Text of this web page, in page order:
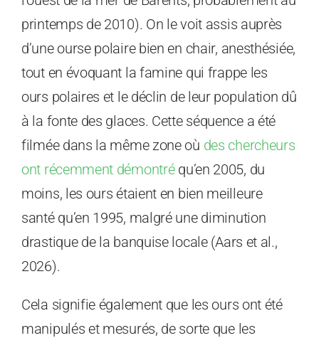
printemps de 2010). On le voit assis auprès
d’une ourse polaire bien en chair, anesthésiée,
tout en évoquant la famine qui frappe les
ours polaires et le déclin de leur population dû
à la fonte des glaces. Cette séquence a été
filmée dans la même zone où des chercheurs
ont récemment démontréqu’en 2005, du
moins, les ours étaient en bien meilleure
santé qu’en 1995, malgré une diminution
drastique de la banquise locale (Aars et al.,
2026).
Cela signifie également que les ours ont été
manipulés et mesurés, de sorte que les